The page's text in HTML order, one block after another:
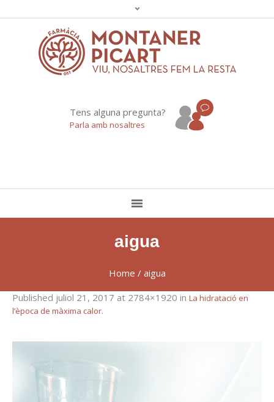
Tens alguna pregunta?
Parla amb nosaltres
aigua
Home / aigua
Published juliol 21, 2017 at 2784×1920 in La hidratació en
l’època de màxima calor.